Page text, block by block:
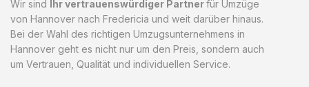
Wir sind Ihr vertrauenswürdiger Partnerfür Umzüge
von Hannover nach Fredericia und weit darüber hinaus.
Bei der Wahl des richtigen Umzugsunternehmens in
Hannover geht es nicht nur um den Preis, sondern auch
um Vertrauen, Qualität und individuellen Service.